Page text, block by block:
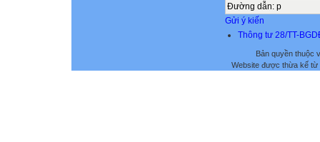
Đường dẫn: p
Gửi ý kiến
Thông tư 28/TT-
Bản quyền thuộc
Website được thừa kế từ